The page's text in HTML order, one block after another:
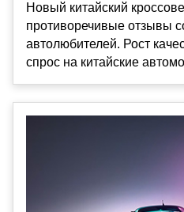
Новый китайский
противоречивые отзывы
автолюбителей. Рост
спрос на китайские